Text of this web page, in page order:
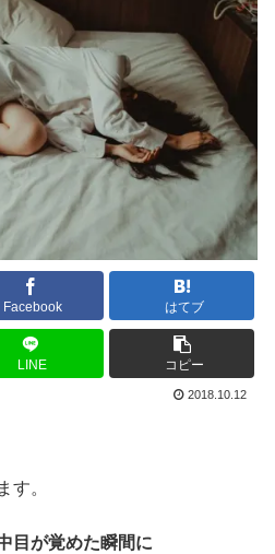
Facebook はてブ
LINE コピー
2018.10.12
す。
目が覚めた瞬間に